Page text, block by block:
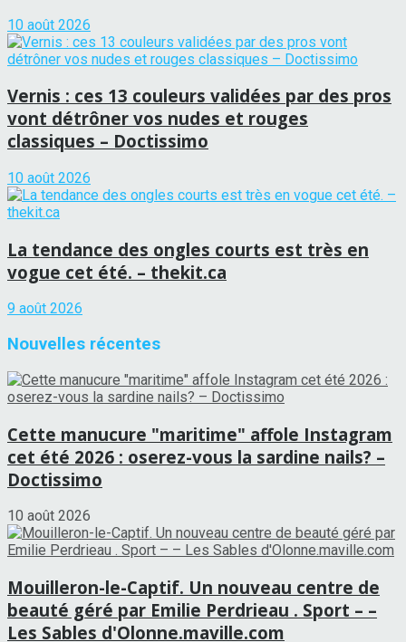
10 août 2026
Vernis : ces 13 couleurs validées par des pros
vont détrôner vos nudes et rouges
classiques – Doctissimo
10 août 2026
La tendance des ongles courts est très en
vogue cet été. – thekit.ca
9 août 2026
Nouvelles récentes
Cette manucure "maritime" affole Instagram
cet été 2026 : oserez-vous la sardine nails? –
Doctissimo
10 août 2026
Mouilleron-le-Captif. Un nouveau centre de
beauté géré par Emilie Perdrieau . Sport – –
Les Sables d'Olonne.maville.com